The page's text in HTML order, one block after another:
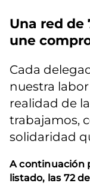
Una red de
une
Cada
nuestra
realidad de
trabajamos,
solidaridad
A continuación
listado, las 72